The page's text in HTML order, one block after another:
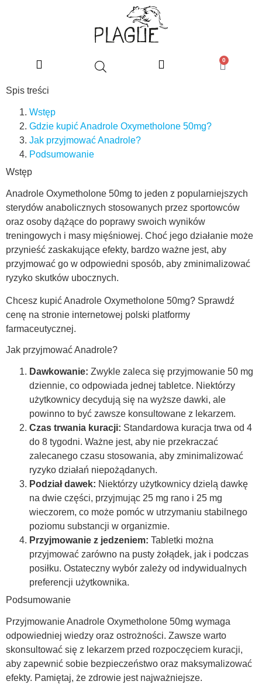
0
Spis treści
Wstęp
Gdzie kupić Anadrole Oxymetholone 50mg?
Jak przyjmować Anadrole?
Podsumowanie
Wstęp
Anadrole Oxymetholone 50mg to jeden z popularniejszych
sterydów anabolicznych stosowanych przez sportowców
oraz osoby dążące do poprawy swoich wyników
treningowych i masy mięśniowej. Choć jego działanie może
przynieść zaskakujące efekty, bardzo ważne jest, aby
przyjmować go w odpowiedni sposób, aby zminimalizować
ryzyko skutków ubocznych.
Chcesz kupić Anadrole Oxymetholone 50mg? Sprawdź
cenę na stronie internetowej polski platformy
farmaceutycznej.
Jak przyjmować Anadrole?
Dawkowanie: Zwykle zaleca się przyjmowanie 50 mg
dziennie, co odpowiada jednej tabletce. Niektórzy
użytkownicy decydują się na wyższe dawki, ale
powinno to być zawsze konsultowane z lekarzem.
Czas trwania kuracji: Standardowa kuracja trwa od 4
do 8 tygodni. Ważne jest, aby nie przekraczać
zalecanego czasu stosowania, aby zminimalizować
ryzyko działań niepożądanych.
Podział dawek: Niektórzy użytkownicy dzielą dawkę
na dwie części, przyjmując 25 mg rano i 25 mg
wieczorem, co może pomóc w utrzymaniu stabilnego
poziomu substancji w organizmie.
Przyjmowanie z jedzeniem: Tabletki można
przyjmować zarówno na pusty żołądek, jak i podczas
posiłku. Ostateczny wybór zależy od indywidualnych
preferencji użytkownika.
Podsumowanie
Przyjmowanie Anadrole Oxymetholone 50mg wymaga
odpowiedniej wiedzy oraz ostrożności. Zawsze warto
skonsultować się z lekarzem przed rozpoczęciem kuracji,
aby zapewnić sobie bezpieczeństwo oraz maksymalizować
efekty. Pamiętaj, że zdrowie jest najważniejsze.